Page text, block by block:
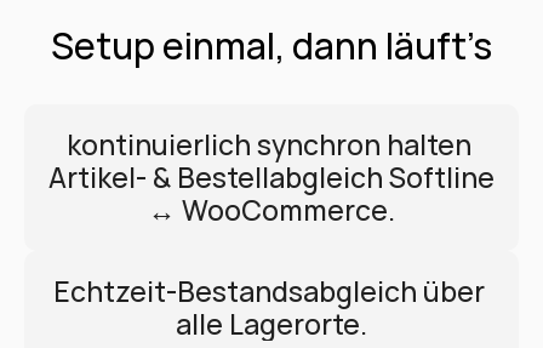
Setup einmal, dann läuft’s
kontinuierlich synchron halten
Artikel- & Bestellabgleich Softline
↔ WooCommerce.
Echtzeit-Bestandsabgleich über
alle Lagerorte.